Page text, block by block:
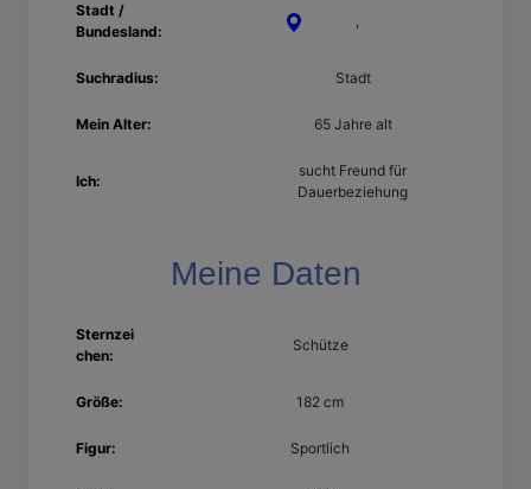
Stadt /
Bundesland:
,
Suchradius: Stadt
Mein Alter: 65 Jahre alt
Ich:
sucht Freund für
Dauerbeziehung
Meine Daten
Sternzei
chen:
Schütze
Größe: 182 cm
Figur: Sportlich